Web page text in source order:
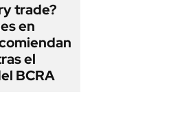
trade?
en
el
BCRA